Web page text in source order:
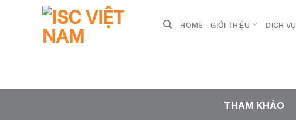
HOME GIỚI THIỆU DỊCH VỤ
THAM KHẢO